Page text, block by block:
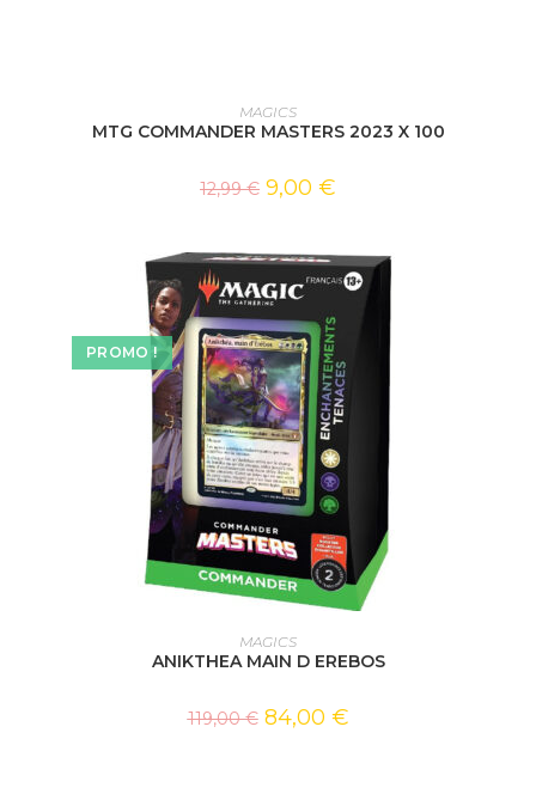
AJOUTER AU PANIER
MAGICS
MTG COMMANDER MASTERS 2023 X 100
12,99€ 9,00 €
PROMO !
AJOUTER AU PANIER
MAGICS
ANIKTHEA MAIN D EREBOS
119,00€ 84,00 €